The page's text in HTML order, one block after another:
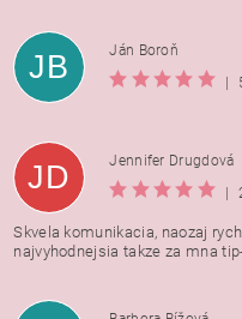
JB
Ján Boroň
|
JD
Jennifer Drugdová
|
Skvela komunikacia, naozaj
najvyhodnejsia takze za mna tip-